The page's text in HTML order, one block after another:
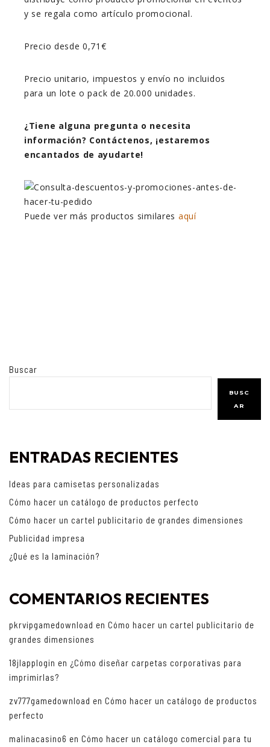
y se regala como artículo promocional.
Precio desde 0,71€
Precio unitario, impuestos y envío no incluidos
para un lote o pack de 20.000 unidades.
¿Tiene alguna pregunta o necesita
información? Contáctenos, ¡estaremos
encantados de ayudarte!
Puede ver más productos similares aquí
Buscar
BUSC
AR
ENTRADAS RECIENTES
Ideas para camisetas personalizadas
Cómo hacer un catálogo de productos perfecto
Cómo hacer un cartel publicitario de grandes dimensiones
Publicidad impresa
¿Qué es la laminación?
COMENTARIOS RECIENTES
pkrvipgamedownload en Cómo hacer un cartel publicitario de
grandes dimensiones
18jlapplogin en ¿Cómo diseñar carpetas corporativas para
imprimirlas?
zv777gamedownload en Cómo hacer un catálogo de productos
perfecto
malinacasino6 en Cómo hacer un catálogo comercial para tu